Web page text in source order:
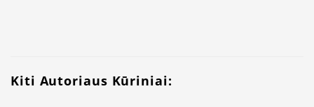
Kiti Autoriaus Kūriniai: